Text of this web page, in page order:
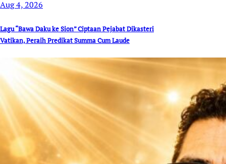
Aug 4, 2026
Lagu “Bawa Daku ke Sion” Ciptaan Pejabat Dikasteri
Vatikan, Peraih Predikat Summa Cum Laude